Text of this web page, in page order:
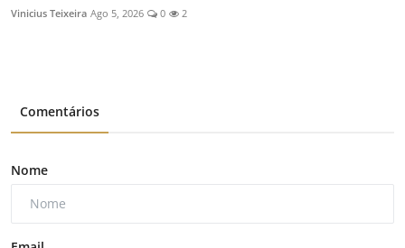
Vinicius Teixeira Ago 5, 2026 0 2
Comentários
Nome